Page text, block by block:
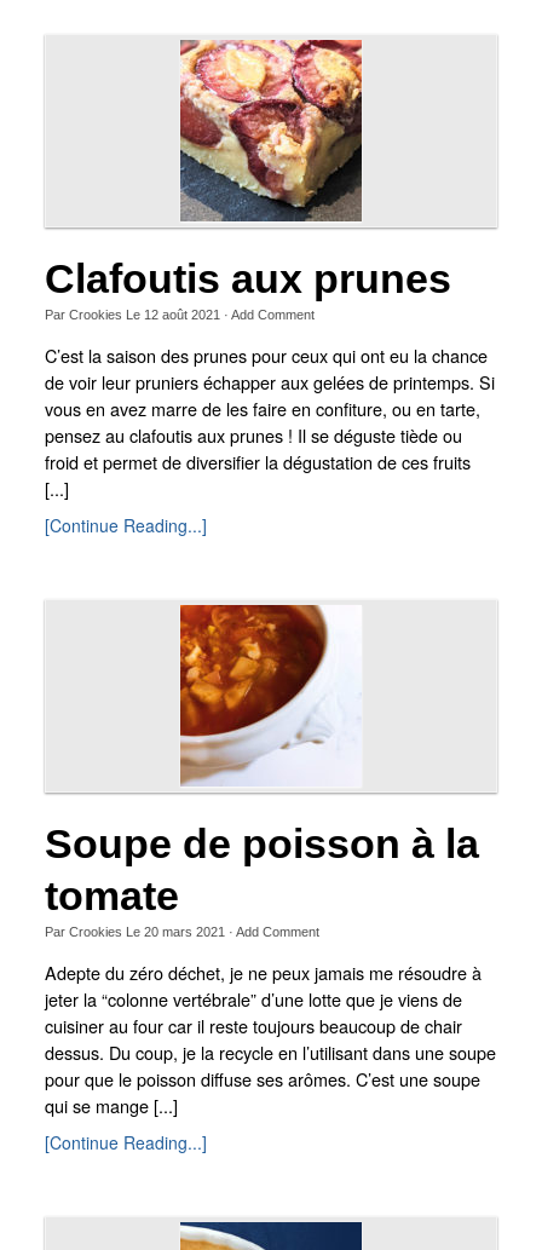
Clafoutis aux prunes
Par Crookies Le 12 août 2021 · Add Comment
C’est la saison des prunes pour ceux qui ont eu la chance
de voir leur pruniers échapper aux gelées de printemps. Si
vous en avez marre de les faire en confiture, ou en tarte,
pensez au clafoutis aux prunes ! Il se déguste tiède ou
froid et permet de diversifier la dégustation de ces fruits
[...]
[Continue Reading...]
Soupe de poisson à la
tomate
Par Crookies Le 20 mars 2021 · Add Comment
Adepte du zéro déchet, je ne peux jamais me résoudre à
jeter la “colonne vertébrale” d’une lotte que je viens de
cuisiner au four car il reste toujours beaucoup de chair
dessus. Du coup, je la recycle en l’utilisant dans une soupe
pour que le poisson diffuse ses arômes. C’est une soupe
qui se mange [...]
[Continue Reading...]